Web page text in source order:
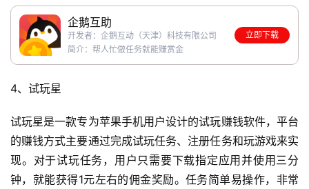
企鹅互助
开发者：企鹅互动（天津）科技有限公司
简介：帮人忙做任务就能赚赏金
立即下载
4、试玩星
试玩星是一款专为苹果手机用户设计的试玩赚钱软件，平台
的赚钱方式主要通过完成试玩任务、注册任务和玩游戏来实
现。对于试玩任务，用户只需要下载指定应用并使用三分
钟，就能获得1元左右的佣金奖励。任务简单易操作，非常